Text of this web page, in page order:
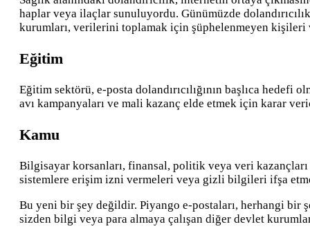
haplar veya ilaçlar sunuluyordu. Günümüzde
kurumları, verilerini toplamak için şüphelenmeyen kişileri
Eğitim
Eğitim sektörü, e-posta dolandırıcılığının başlıca hedefi
avı kampanyaları ve mali kazanç elde etmek için karar
Kamu
Bilgisayar korsanları, finansal, politik veya veri
sistemlere erişim izni vermeleri veya gizli bilgileri ifşa
Bu yeni bir şey değildir. Piyango e-postaları, herhangi bir
sizden bilgi veya para almaya çalışan diğer devlet